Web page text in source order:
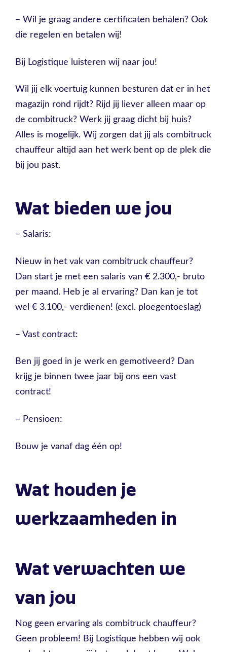
– Wil je graag andere certificaten behalen? Ook
die regelen en betalen wij!
Bij Logistique luisteren wij naar jou!
Wil jij elk voertuig kunnen besturen dat er in het
magazijn rond rijdt? Rijd jij liever alleen maar op
de combitruck? Werk jij graag dicht bij huis?
Alles is mogelijk. Wij zorgen dat jij als combitruck
chauffeur altijd aan het werk bent op de plek die
bij jou past.
Wat bieden we jou
– Salaris:
Nieuw in het vak van combitruck chauffeur?
Dan start je met een salaris van € 2.300,- bruto
per maand. Heb je al ervaring? Dan kan je tot
wel € 3.100,- verdienen! (excl. ploegentoeslag)
– Vast contract:
Ben jij goed in je werk en gemotiveerd? Dan
krijg je binnen twee jaar bij ons een vast
contract!
– Pensioen:
Bouw je vanaf dag één op!
Wat houden je
werkzaamheden in
Wat verwachten we
van jou
Nog geen ervaring als combitruck chauffeur?
Geen probleem! Bij Logistique hebben wij ook